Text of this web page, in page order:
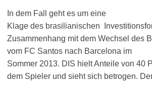
In dem Fall geht es um eine
Klage des brasilianischen
Zusammenhang mit dem Wechsel des
vom FC Santos nach Barcelona im
Sommer 2013. DIS hielt Anteile von 40
dem Spieler und sieht sich betrogen.